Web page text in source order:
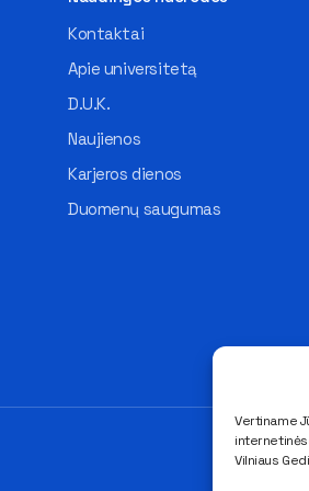
Vertiname
Vilniaus
Kontaktai
Apie universitetą
D.U.K.
Naujienos
Karjeros dienos
Duomenų saugumas